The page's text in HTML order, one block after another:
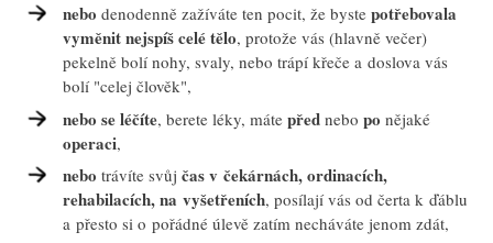
nebo denodenně zažíváte ten pocit, že bystepotřebovala
vyměnit nejspíš celé tělo, protože vás (hlavně večer)
pekelně bolí nohy, svaly, nebo trápí křeče a doslova vás
bolí "celej člověk",
nebo se léčíte, berete léky, mátepřed nebopo nějaké
operaci,
nebo trávíte svůjčas v čekárnách, ordinacích,
rehabilacích, na vyšetřeních, posílají vás od čerta k ďáblu
a přesto si o pořádné úlevě zatím necháváte jenom zdát,